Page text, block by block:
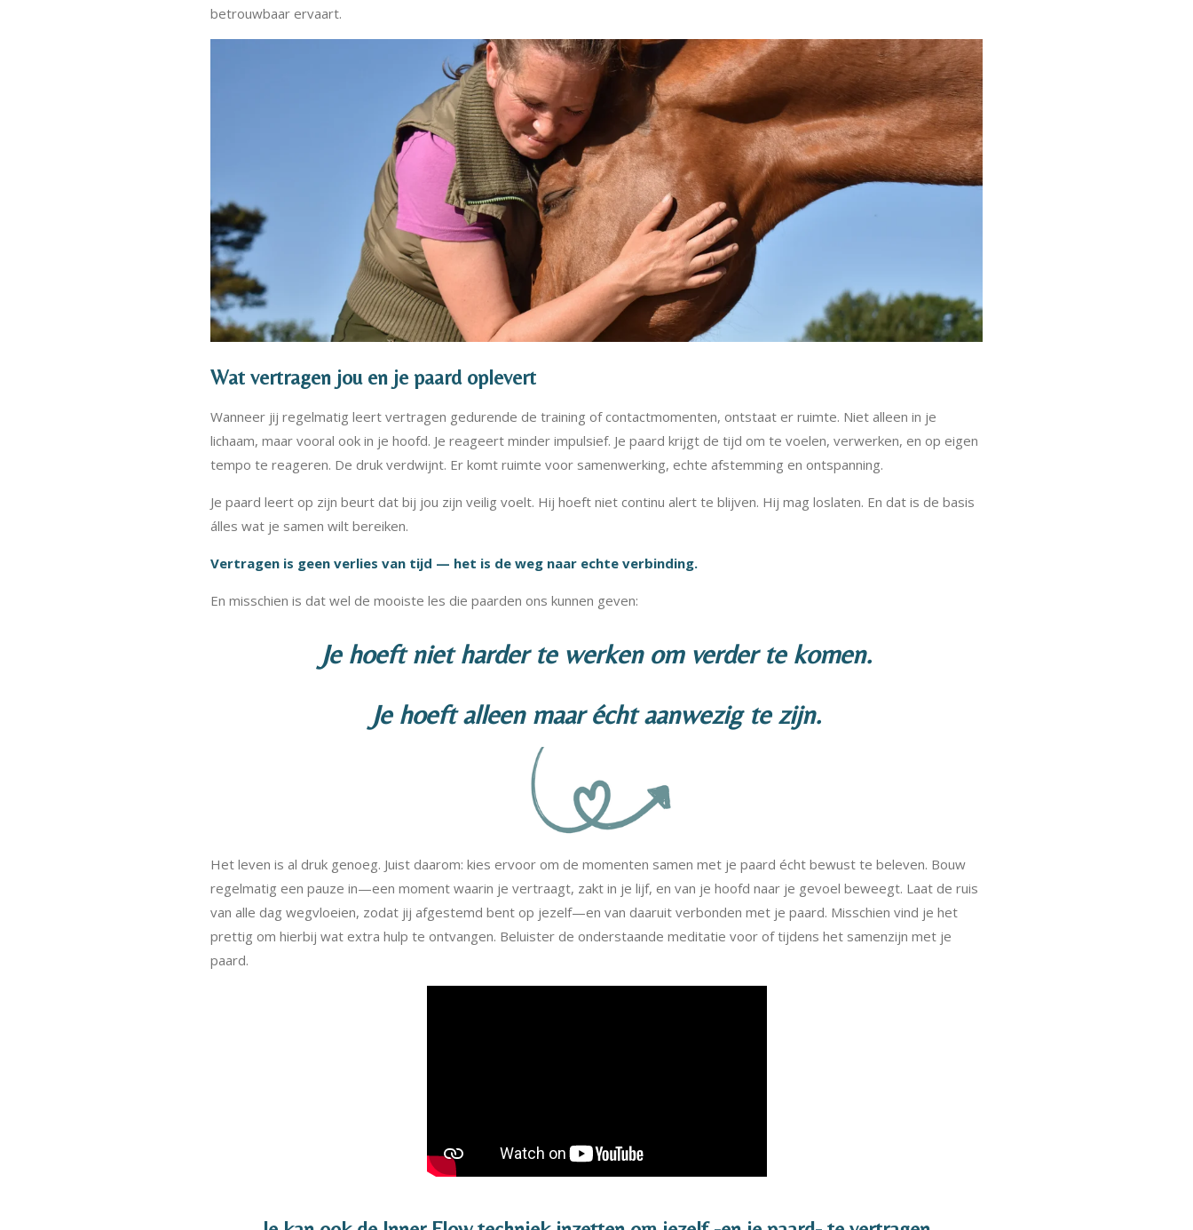
betrouwbaar ervaart.
Wat vertragen jou en je paard oplevert
Wanneer jij regelmatig leert vertragen gedurende de training of contactmomenten, ontstaat er ruimte. Niet alleen in je
lichaam, maar vooral ook in je hoofd. Je reageert minder impulsief. Je paard krijgt de tijd om te voelen, verwerken, en op eigen
tempo te reageren. De druk verdwijnt. Er komt ruimte voor samenwerking, echte afstemming en ontspanning.
Je paard leert op zijn beurt dat bij jou zijn veilig voelt. Hij hoeft niet continu alert te blijven. Hij mag loslaten. En dat is de basis
álles wat je samen wilt bereiken.
Vertragen is geen verlies van tijd — het is de weg naar echte verbinding.
En misschien is dat wel de mooiste les die paarden ons kunnen geven:
Je hoeft niet harder te werken om verder te komen.
Je hoeft alleen maar écht aanwezig te zijn.
Het leven is al druk genoeg. Juist daarom: kies ervoor om de momenten samen met je paard écht bewust te beleven. Bouw
regelmatig een pauze in—een moment waarin je vertraagt, zakt in je lijf, en van je hoofd naar je gevoel beweegt. Laat de ruis
van alle dag wegvloeien, zodat jij afgestemd bent op jezelf—en van daaruit verbonden met je paard. Misschien vind je het
prettig om hierbij wat extra hulp te ontvangen. Beluister de onderstaande meditatie voor of tijdens het samenzijn met je
paard.